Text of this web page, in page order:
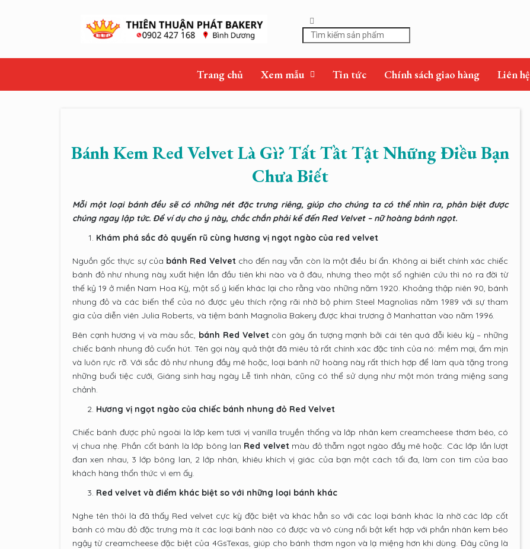
Trang chủ Xem mẫu Tin tức Chính sách giao hàng Liên hệ
Bánh Kem Red Velvet Là Gì? Tất Tầt Tật Những Điều Bạn
Chưa Biết
Mỗi một loại bánh đều sẽ có những nét đặc trưng riêng, giúp cho chúng ta có thể nhìn ra, phân biệt được
chúng ngay lập tức. Để ví dụ cho ý này, chắc chắn phải kể đến Red Velvet – nữ hoàng bánh ngọt.
Khám phá sắc đỏ quyến rũ cùng hương vị ngọt ngào của red velvet
Nguồn gốc thực sự của bánh Red Velvetcho đến nay vẫn còn là một điều bí ẩn. Không ai biết chính xác chiếc
bánh đỏ như nhung này xuất hiện lần đầu tiên khi nào và ở đâu, nhưng theo một số nghiên cứu thì nó ra đời từ
thế kỷ 19 ở miền Nam Hoa Kỳ, một số ý kiến khác lại cho rằng vào những năm 1920. Khoảng thập niên 90, bánh
nhung đỏ và các biến thể của nó được yêu thích rộng rãi nhờ bộ phim Steel Magnolias năm 1989 với sự tham
gia của diễn viên Julia Roberts, và tiệm bánh Magnolia Bakery được khai trương ở Manhattan vào năm 1996.
Bên cạnh hương vị và màu sắc, bánh Red Velvetcòn gây ấn tượng mạnh bởi cái tên quá đỗi kiêu kỳ – những
chiếc bánh nhung đỏ cuốn hút. Tên gọi này quả thật đã miêu tả rất chính xác đặc tính của nó: mềm mại, ẩm mịn
và luôn rực rỡ. Với sắc đỏ như nhung đầy mê hoặc, loại bánh nữ hoàng này rất thích hợp để làm quà tặng trong
những buổi tiệc cưới, Giáng sinh hay ngày Lễ tình nhân, cũng có thể sử dụng như một món tráng miệng sang
chảnh.
Hương vị ngọt ngào của chiếc bánh nhung đỏ Red Velvet
Chiếc bánh được phủ ngoài là lớp kem tươi vị vanilla truyền thống và lớp nhân kem creamcheese thơm béo, có
vị chua nhẹ. Phần cốt bánh là lớp bông lan Red velvetmàu đỏ thẫm ngọt ngào đầy mê hoặc. Các lớp lần lượt
đan xen nhau, 3 lớp bông lan, 2 lớp nhân, khiêu khích vị giác của bạn một cách tối đa, làm con tim của bao
khách hàng thổn thức vì em ấy.
Red velvet và điểm khác biệt so với những loại bánh khác
Nghe tên thôi là đã thấy Red velvet cực kỳ đặc biệt và khác hẳn so với các loại bánh khác là nhờ các lớp cốt
bánh có màu đỏ đặc trưng mà ít các loại bánh nào có được và vô cùng nổi bật kết hợp với phần nhân kem béo
ngậy từ creamcheese đặc biệt của 4GsTexas, giúp cho bánh thơm ngon và lạ miệng hơn khi dùng. Đây cũng là